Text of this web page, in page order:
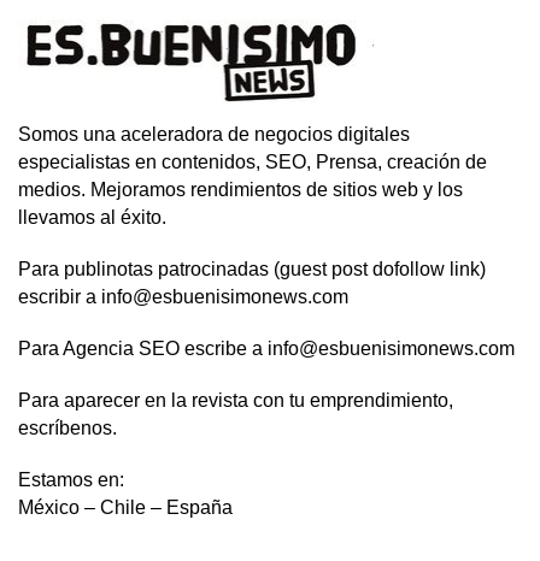
Somos una aceleradora de negocios digitales
especialistas en contenidos, SEO, Prensa, creación de
medios. Mejoramos rendimientos de sitios web y los
llevamos al éxito.
Para publinotas patrocinadas (guest post dofollow link)
escribir a info@esbuenisimonews.com
Para Agencia SEO escribe a info@esbuenisimonews.com
Para aparecer en la revista con tu emprendimiento,
escríbenos.
Estamos en:
México – Chile – España